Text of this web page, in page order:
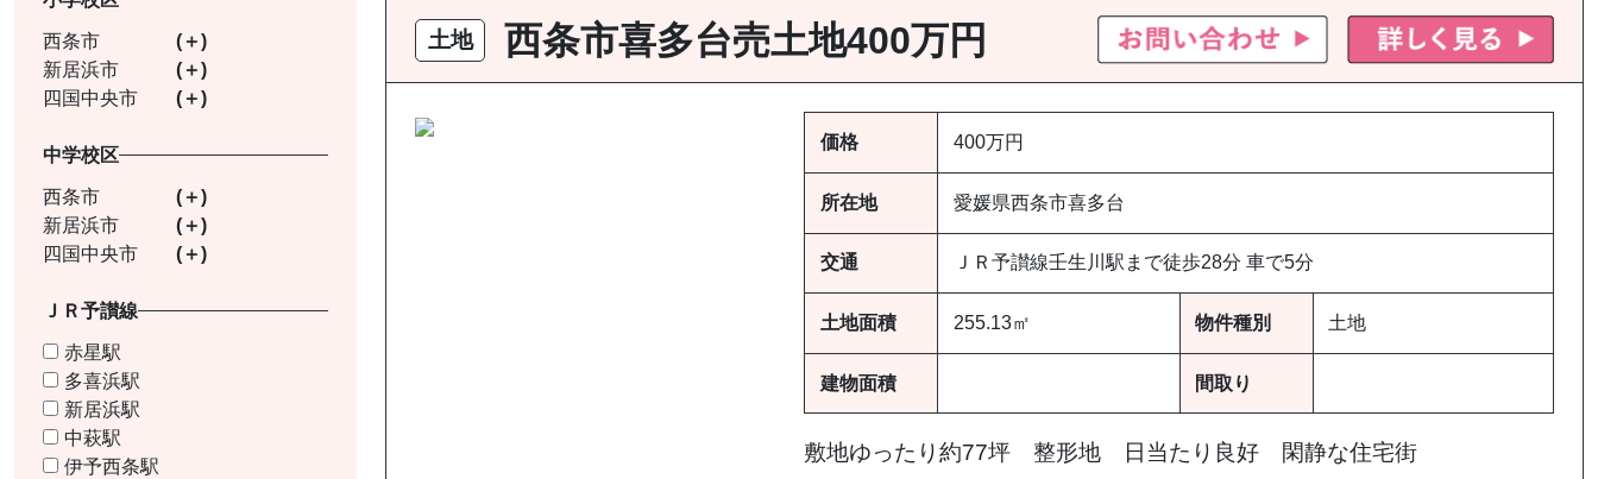
土地 西条市喜多台売土地400万円
価格 400万円
所在地 愛媛県西条市喜多台
交通 ＪＲ予讃線壬生川駅まで徒歩28分 車で5分
土地面積 255.13㎡
建物面積
物件種別 土地
間取り
敷地ゆったり約77坪 整形地 日当たり良好 閑静な住宅街
西条市
新居浜市
四国中央市
中学校区
西条市
新居浜市
四国中央市
ＪＲ予讃線
赤星駅
多喜浜駅
新居浜駅
中萩駅
伊予西条駅